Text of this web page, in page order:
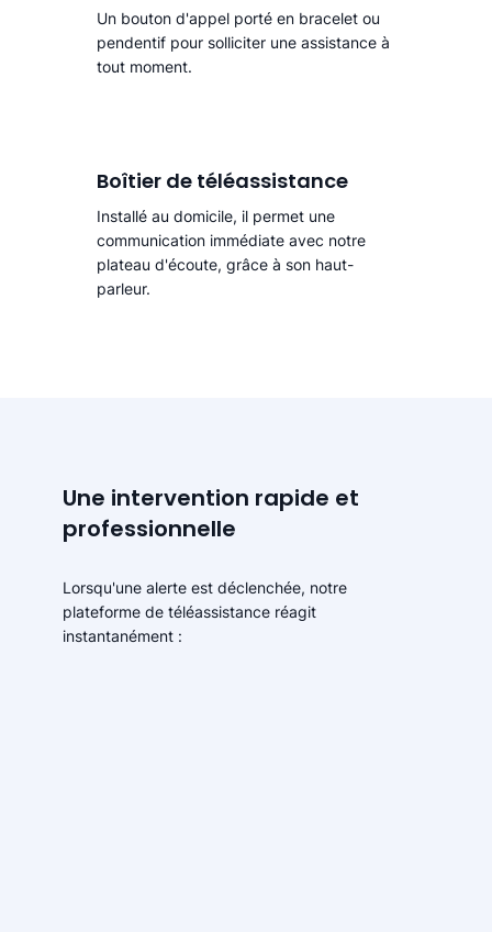
Un bouton d'appel porté en bracelet ou
pendentif pour solliciter une assistance à
tout moment.
Boîtier de téléassistance
Installé au domicile, il permet une
communication immédiate avec notre
plateau d'écoute, grâce à son haut-
parleur.
Une intervention rapide et
professionnelle
Lorsqu'une alerte est déclenchée, notre
plateforme de téléassistance réagit
instantanément :